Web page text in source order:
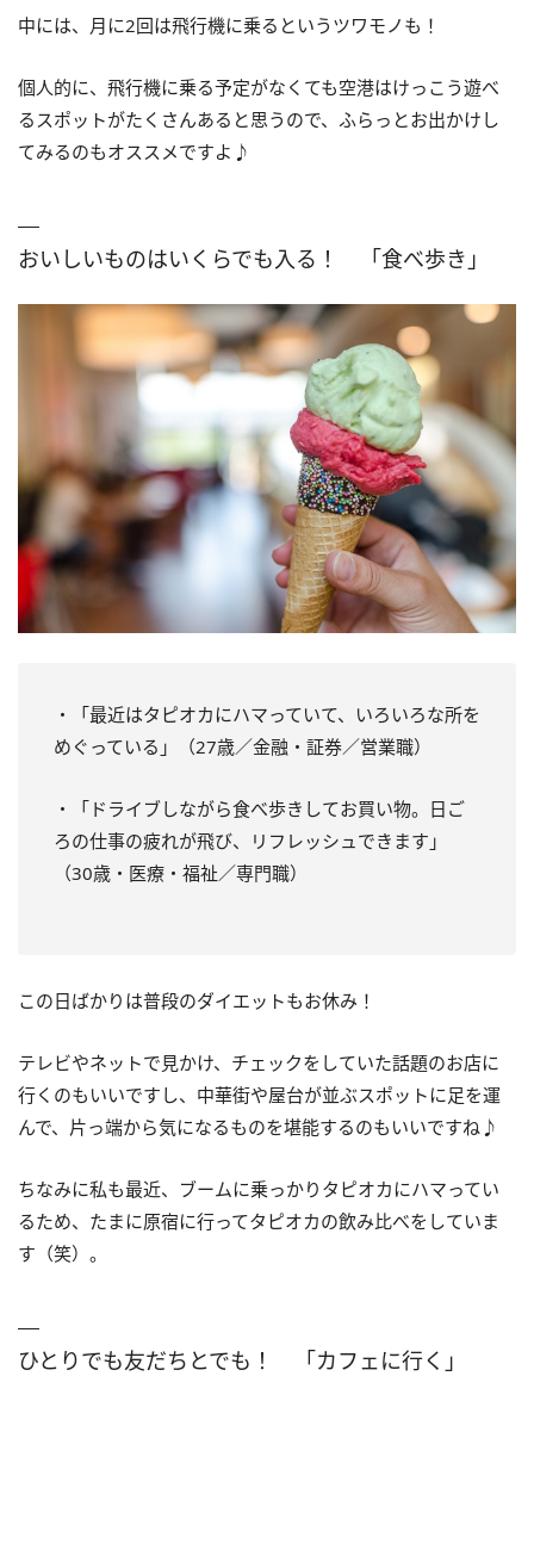
中には、月に2回は飛行機に乗るというツワモノも！
個人的に、飛行機に乗る予定がなくても空港はけっこう遊べ
るスポットがたくさんあると思うので、ふらっとお出かけし
てみるのもオススメですよ♪
おいしいものはいくらでも入る！ 「食べ歩き」
・「最近はタピオカにハマっていて、いろいろな所を
めぐっている」（27歳／金融・証券／営業職）
・「ドライブしながら食べ歩きしてお買い物。日ご
ろの仕事の疲れが飛び、リフレッシュできます」
（30歳・医療・福祉／専門職）
この日ばかりは普段のダイエットもお休み！
テレビやネットで見かけ、チェックをしていた話題のお店に
行くのもいいですし、中華街や屋台が並ぶスポットに足を運
んで、片っ端から気になるものを堪能するのもいいですね♪
ちなみに私も最近、ブームに乗っかりタピオカにハマってい
るため、たまに原宿に行ってタピオカの飲み比べをしていま
す（笑）。
ひとりでも友だちとでも！ 「カフェに行く」